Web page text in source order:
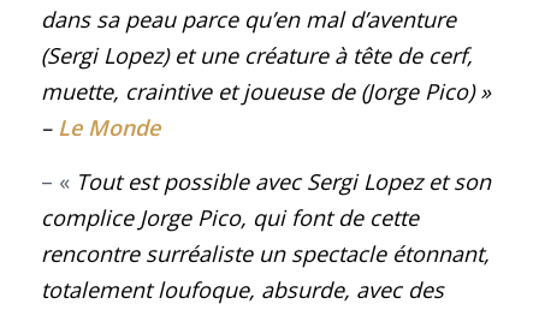
dans sa peau parce qu’en mal d’aventure
(Sergi Lopez) et une créature à tête de cerf,
muette, craintive et joueuse de (Jorge Pico) »
– Le Monde
– « Tout est possible avec Sergi Lopez et son
complice Jorge Pico, qui font de cette
rencontre surréaliste un spectacle étonnant,
totalement loufoque, absurde, avec des